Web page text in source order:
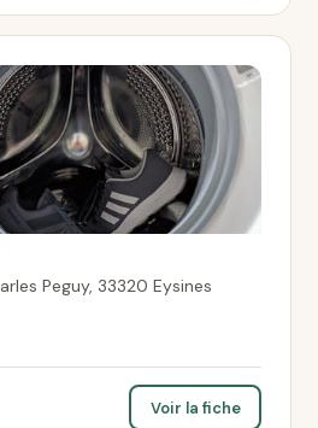
Peguy, 33320 Eysines
Voir la fiche